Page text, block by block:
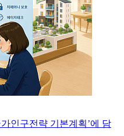
인구전략 기본계획’에 담